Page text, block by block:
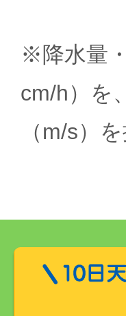
※降水量
cm/h）を
（m/s）